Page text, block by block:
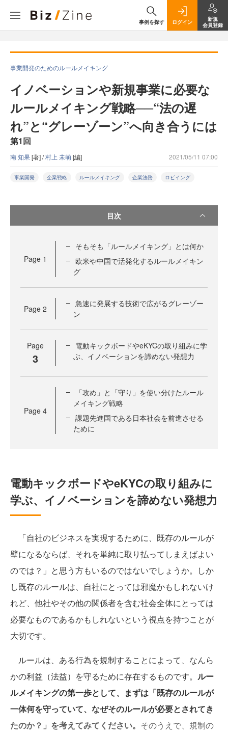
事例を探す ログイン
新規
会員登録
事業開発のためのルールメイキング
イノベーションや新規事業に必要な
ルールメイキング戦略──“法の遅
れ”と“グレーゾーン”へ向き合うには
第1回
南 知果[著] /村上 未萌[編] 2021/05/11 07:00
事業開発 企業戦略 ルールメイキング 企業法務 ロビイング
目次
Page 1
そもそも「ルールメイキング」とは何か
欧米や中国で活発化するルールメイキン
グ
Page 2
急速に発展する技術で広がるグレーゾー
ン
Page
3
電動キックボードやeKYCの取り組みに学
ぶ、イノベーションを諦めない発想力
Page 4
「攻め」と「守り」を使い分けたルール
メイキング戦略
課題先進国である日本社会を前進させる
ために
電動キックボードやeKYCの取り組みに
学ぶ、イノベーションを諦めない発想力
「自社のビジネスを実現するために、既存のルールが
壁になるならば、それを単純に取り払ってしまえばよい
のでは？」と思う方もいるのではないでしょうか。しか
し既存のルールは、自社にとっては邪魔かもしれないけ
れど、他社やその他の関係者を含む社会全体にとっては
必要なものであるかもしれないという視点を持つことが
大切です。
ルールは、ある行為を規制することによって、なんら
かの利益（法益）を守るために存在するものです。 ルー
ルメイキングの第一歩として、まずは「既存のルールが
一体何を守っていて、なぜそのルールが必要とされてき
たのか？」を考えてみてください。 そのうえで、規制の